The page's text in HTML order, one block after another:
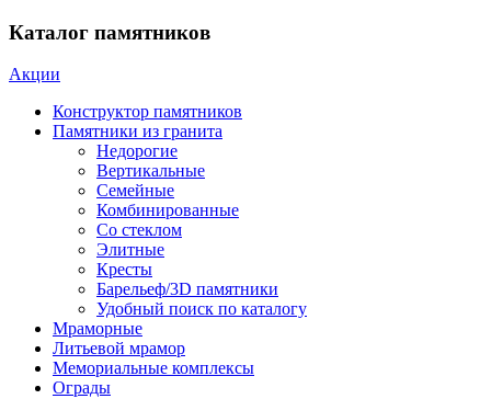
Каталог памятников
Акции
Конструктор памятников
Памятники из гранита
Недорогие
Вертикальные
Семейные
Комбинированные
Со стеклом
Элитные
Кресты
Барельеф/3D памятники
Удобный поиск по каталогу
Мраморные
Литьевой мрамор
Мемориальные комплексы
Ограды